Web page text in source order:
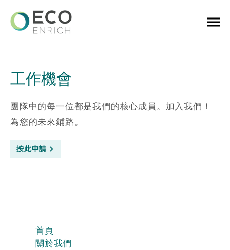
工作機會
團隊中的每一位都是我們的核心成員。加入我們！
為您的未來鋪路。
按此申請
首頁
關於我們